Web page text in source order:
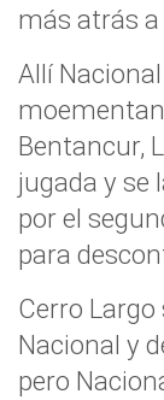
más atrás
Allí
Bentancur,
jugada y se
por el
para
Cerro Largo
Nacional y
pero